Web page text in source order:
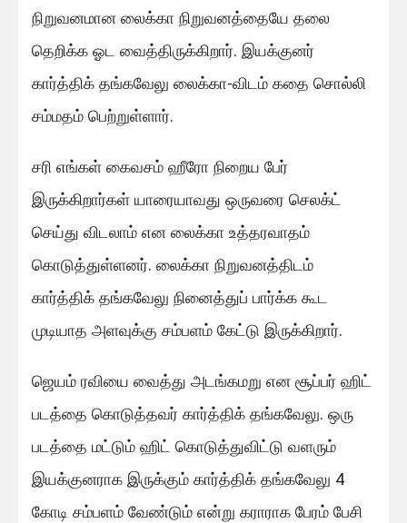
நிறுவனமான லைக்கா நிறுவனத்தையே தலை
தெறிக்க ஓட வைத்திருக்கிறார். இயக்குனர்
கார்த்திக் தங்கவேலு லைக்கா-விடம் கதை சொல்லி
சம்மதம் பெற்றுள்ளார்.
சரி எங்கள் கைவசம் ஹீரோ நிறைய பேர்
இருக்கிறார்கள் யாரையாவது ஒருவரை செலக்ட்
செய்து விடலாம் என லைக்கா உத்தரவாதம்
கொடுத்துள்ளனர். லைக்கா நிறுவனத்திடம்
கார்த்திக் தங்கவேலு நினைத்துப் பார்க்க கூட
முடியாத அளவுக்கு சம்பளம் கேட்டு இருக்கிறார்.
ஜெயம் ரவியை வைத்து அடங்கமறு என சூப்பர் ஹிட்
படத்தை கொடுத்தவர் கார்த்திக் தங்கவேலு. ஒரு
படத்தை மட்டும் ஹிட் கொடுத்துவிட்டு வளரும்
இயக்குனராக இருக்கும் கார்த்திக் தங்கவேலு 4
கோடி சம்பளம் வேண்டும் என்று கராராக பேரம் பேசி